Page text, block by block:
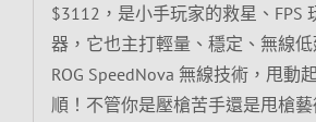
$3112，是小手玩家的救星、FPS
器，它也主打輕量、穩定、無線
ROG SpeedNova 無線技術，甩動
順！不管你是壓槍苦手還是甩槍